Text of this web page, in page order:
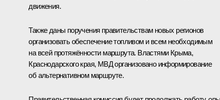
движения.
Также даны поручения правительствам новых регионов
организовать обеспечение топливом и всем необходимым
на всей протяжённости маршрута. Властями Крыма,
Краснодарского края, МВД организовано информирование
об альтернативном маршруте.